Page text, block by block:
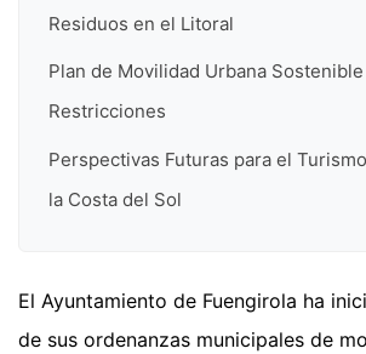
Residuos en el Litoral
Plan de Movilidad Urbana
Restricciones
Perspectivas Futuras para el
la Costa del Sol
El Ayuntamiento de Fuengirola ha
de sus ordenanzas municipales de